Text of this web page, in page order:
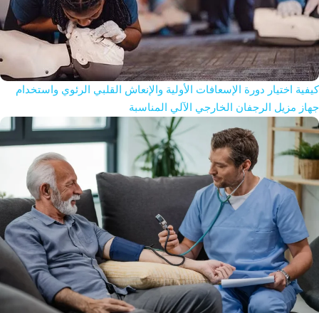
كيفية اختيار دورة الإسعافات الأولية والإنعاش القلبي الرئوي واستخدام
جهاز مزيل الرجفان الخارجي الآلي المناسبة